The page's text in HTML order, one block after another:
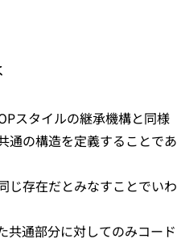
スタイルの継承機構と同様
通の構造を定義することであ
じ存在だとみなすことでいわ
共通部分に対してのみコード